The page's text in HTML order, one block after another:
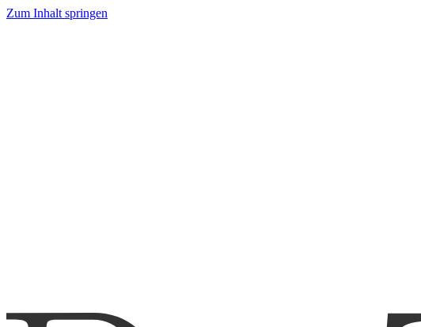
Zum Inhalt springen